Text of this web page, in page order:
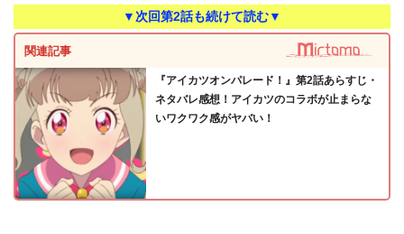
▼次回第2話も続けて読む▼
関連記事
『アイカツオンパレード！』第2話あらすじ・
ネタバレ感想！アイカツのコラボが止まらな
いワクワク感がヤバい！